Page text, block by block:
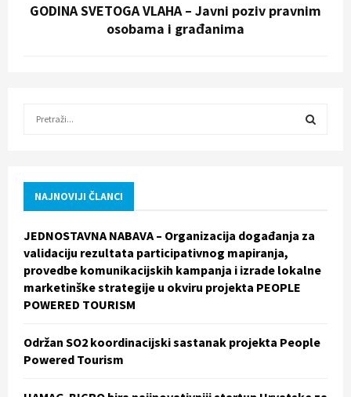
GODINA SVETOGA VLAHA – Javni poziv pravnim
osobama i građanima
f
r
:
R
C
NAJNOVIJI ČLANCI
JEDNOSTAVNA NABAVA – Organizacija događanja za
validaciju rezultata participativnog mapiranja,
provedbe komunikacijskih kampanja i izrade lokalne
marketinške strategije u okviru projekta PEOPLE
POWERED TOURISM
Održan SO2 koordinacijski sastanak projekta People
Powered Tourism